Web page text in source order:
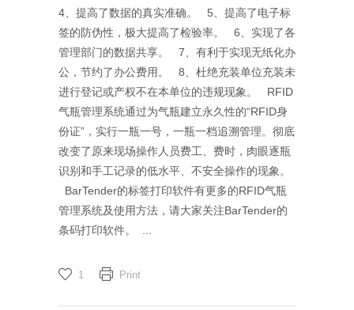
4、提高了数据的真实准确。 5、提高了电子标
签的防伪性，极大提高了检验率。 6、实现了各
管理部门的数据共享。 7、有利于实现无纸化办
公，节约了办公费用。 8、杜绝充装单位充装未
进行登记或产权不在本单位的违规现象。 RFID
气瓶管理系统通过为气瓶建立永久性的“RFID身
份证”，实行一瓶一号，一瓶一档追溯管理。彻底
改变了原来现场操作人员费工、费时，肉眼逐瓶
识别和手工记录的低水平、不安全操作的现象。
BarTender的标签打印软件有更多的RFID气瓶
管理系统及使用方法，请大家关注BarTender的
条码打印软件。 ...
1 Print